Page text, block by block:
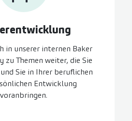
in unserer internen Baker
zu Themen weiter, die Sie
Sie in Ihrer beruflichen
Entwicklung
voranbringen.